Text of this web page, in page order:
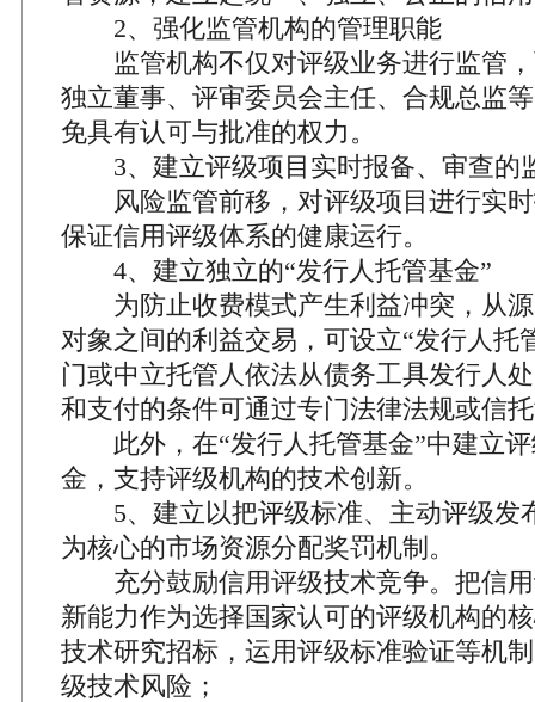
2、强化监管机构的管理职能
监管机构不仅对评级业务进行监管，
独立董事、评审委员会主任、合规总监
免具有认可与批准的权力。
3、建立评级项目实时报备、审查的
风险监管前移，对评级项目进行实时
保证信用评级体系的健康运行。
4、建立独立的“发行人托管基金”
为防止收费模式产生利益冲突，从源
对象之间的利益交易，可设立“发行人托
门或中立托管人依法从债务工具发行人
和支付的条件可通过专门法律法规或信
此外，在“发行人托管基金”中建立评
金，支持评级机构的技术创新。
5、建立以把评级标准、主动评级发
为核心的市场资源分配奖罚机制。
充分鼓励信用评级技术竞争。把信用
新能力作为选择国家认可的评级机构的
技术研究招标，运用评级标准验证等机
级技术风险；